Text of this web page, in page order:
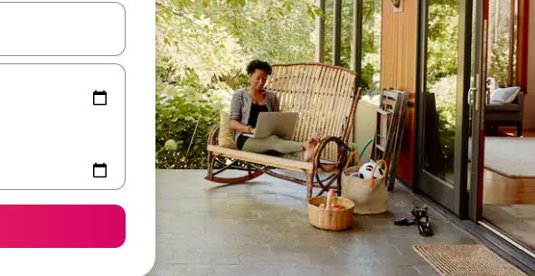
zijn, maak je een keuze met je de pijltjestoetsen omhoog en omlaag, óf door te tikken